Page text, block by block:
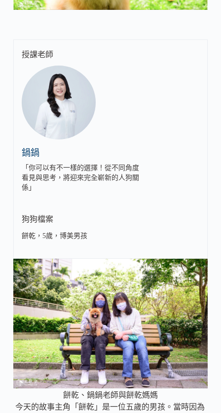
授課老師
鍋鍋
「你可以有不一樣的選擇！從不同角度
看見與思考，將迎來完全嶄新的人狗關
係」
狗狗檔案
餅乾，5歲，博美男孩
餅乾、鍋鍋老師與餅乾媽媽
今天的故事主角「餅乾」是一位五歲的男孩。當時因為